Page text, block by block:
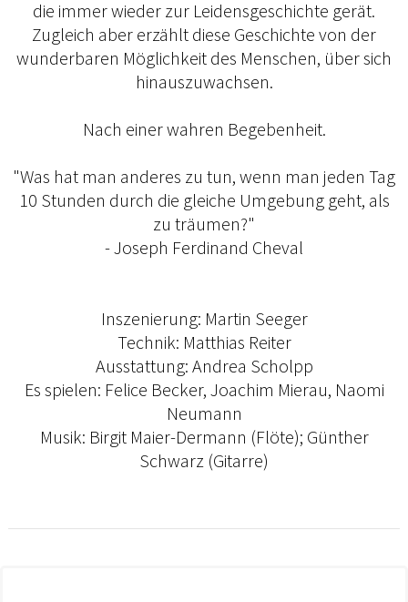
die immer wieder zur Leidensgeschichte gerät.
Zugleich aber erzählt diese Geschichte von der
wunderbaren Möglichkeit des Menschen, über sich
hinauszuwachsen.
Nach einer wahren Begebenheit.
"Was hat man anderes zu tun, wenn man jeden Tag
10 Stunden durch die gleiche Umgebung geht, als
zu träumen?"
- Joseph Ferdinand Cheval
Inszenierung: Martin Seeger
Technik: Matthias Reiter
Ausstattung: Andrea Scholpp
Es spielen: Felice Becker, Joachim Mierau, Naomi
Neumann
Musik: Birgit Maier-Dermann (Flöte); Günther
Schwarz (Gitarre)